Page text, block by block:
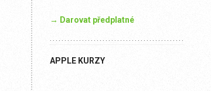
→ Darovat předplatné
APPLE KURZY